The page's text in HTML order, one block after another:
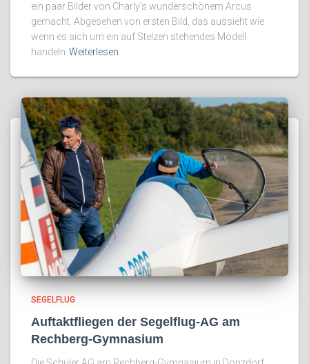
ein paar Bilder von Charly’s wunderschönem Arcus
gemacht. Abgesehen von ersten Bild, das aussieht wie
wenn es sich um ein auf Stelzen stehendes Modell
handeln Weiterlesen
SEGELFLUG
Auftaktfliegen der Segelflug-AG am
Rechberg-Gymnasium